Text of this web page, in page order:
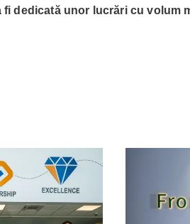
fi dedicată unor lucrări cu volum